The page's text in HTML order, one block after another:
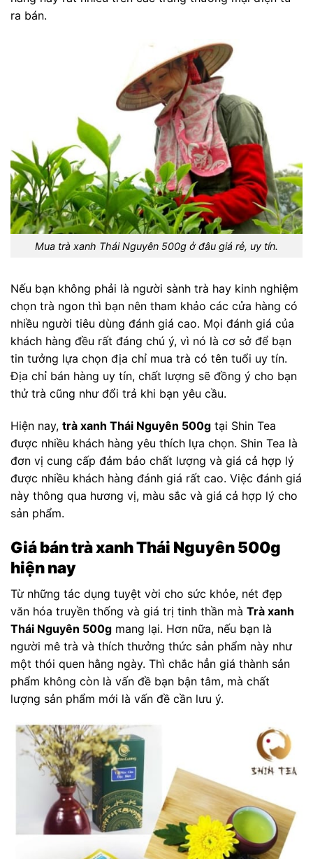
ra bán.
Mua trà xanh Thái Nguyên 500g ở đâu giá rẻ, uy tín.
Nếu bạn không phải là người sành trà hay kinh nghiệm
chọn trà ngon thì bạn nên tham khảo các cửa hàng có
nhiều người tiêu dùng đánh giá cao. Mọi đánh giá của
khách hàng đều rất đáng chú ý, vì nó là cơ sở để bạn
tin tưởng lựa chọn địa chỉ mua trà có tên tuổi uy tín.
Địa chỉ bán hàng uy tín, chất lượng sẽ đồng ý cho bạn
thử trà cũng như đổi trả khi bạn yêu cầu.
Hiện nay, trà xanh Thái Nguyên 500g tại Shin Tea
được nhiều khách hàng yêu thích lựa chọn. Shin Tea là
đơn vị cung cấp đảm bảo chất lượng và giá cả hợp lý
được nhiều khách hàng đánh giá rất cao. Việc đánh giá
này thông qua hương vị, màu sắc và giá cả hợp lý cho
sản phẩm.
Giá bán trà xanh Thái Nguyên 500g
hiện nay
Từ những tác dụng tuyệt vời cho sức khỏe, nét đẹp
văn hóa truyền thống và giá trị tinh thần mà Trà xanh
Thái Nguyên 500g mang lại. Hơn nữa, nếu bạn là
người mê trà và thích thưởng thức sản phẩm này như
một thói quen hằng ngày. Thì chắc hẳn giá thành sản
phẩm không còn là vấn đề bạn bận tâm, mà chất
lượng sản phẩm mới là vấn đề cần lưu ý.